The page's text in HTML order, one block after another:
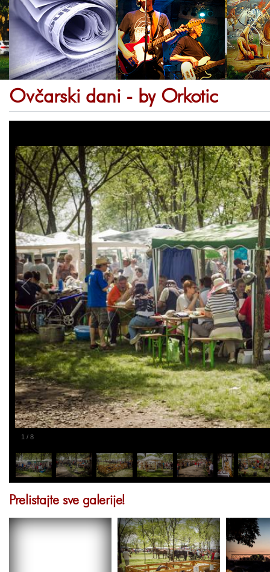
Ovčarski dani - by Orkotic
1 / 8
Prelistajte sve galerije!